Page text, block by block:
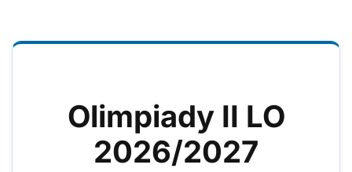
Olimpiady II LO
2026/2027